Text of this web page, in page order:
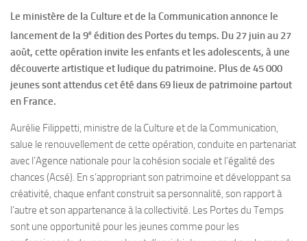
Le ministère de la Culture et de la Communication annonce le
lancement de la 9e édition des Portes du temps. Du 27 juin au 27
août, cette opération invite les enfants et les adolescents, à une
découverte artistique et ludique du patrimoine. Plus de 45 000
jeunes sont attendus cet été dans 69 lieux de patrimoine partout
en France.
Aurélie Filippetti, ministre de la Culture et de la Communication,
salue le renouvellement de cette opération, conduite en partenariat
avec l’Agence nationale pour la cohésion sociale et l’égalité des
chances (Acsé). En s’appropriant son patrimoine et développant sa
créativité, chaque enfant construit sa personnalité, son rapport à
l’autre et son appartenance à la collectivité. Les Portes du Temps
sont une opportunité pour les jeunes comme pour les